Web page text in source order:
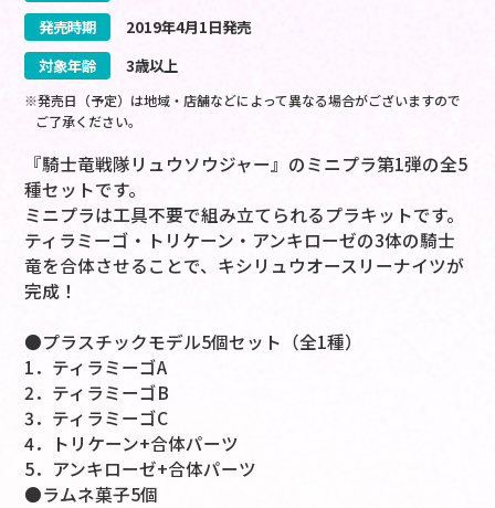
発売時期
2019年4月1日発売
対象年齢
3歳以上
※発売日（予定）は地域・店舗などによって異なる場合がございますので
ご了承ください。
『騎士竜戦隊リュウソウジャー』のミニプラ第1弾の全5
種セットです。
ミニプラは工具不要で組み立てられるプラキットです。
ティラミーゴ・トリケーン・アンキローゼの3体の騎士
竜を合体させることで、キシリュウオースリーナイツが
完成！
●プラスチックモデル5個セット（全1種）
1．ティラミーゴA
2．ティラミーゴB
3．ティラミーゴC
4．トリケーン+合体パーツ
5．アンキローゼ+合体パーツ
●ラムネ菓子5個